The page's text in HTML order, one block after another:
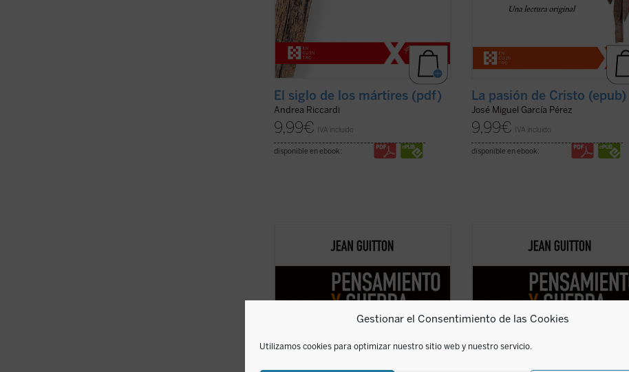
Gestionar el Consentimiento de las Cookies
Utilizamos cookies para optimizar nuestro sitio web y nuestro servicio.
El siglo de los mártires (pdf)
Andrea Riccardi
9,99€ IVA incluido
disponible en ebook:
La pasión de Cristo (epub)
José Miguel García Pérez
9,99€ IVA incluido
disponible en ebook:
A lo largo de estos textos, reeditados
profesores de la Escuela de Guerra de
Francia, Guitton evidencia la estrecha
vinculación entre el pensamiento
A lo largo de estos textos, reeditados
profesores de la Escuela de Guerra de
Francia, Guitton evidencia la estrecha
vinculación entre el pensamiento
las ...(ver ficha)